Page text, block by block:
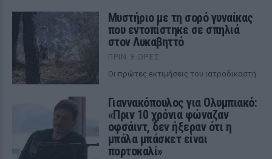
Μυστήριο με τη σορό γυναίκας
που εντοπίστηκε σε σπηλιά
στον Λυκαβηττό
ΠΡΙΝ 9 ΏΡΕΣ
Οι πρώτες εκτιμήσεις του ιατροδικαστή
Γιαννακόπουλος για Ολυμπιακό:
«Πριν 10 χρόνια φώναζαν
οφσάιντ, δεν ήξεραν ότι η
μπάλα μπάσκετ είναι
πορτοκαλί»